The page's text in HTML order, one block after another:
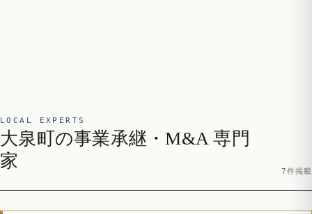
LOCAL EXPERTS
大泉町の事業承継・M&A 専門
家
7件掲載